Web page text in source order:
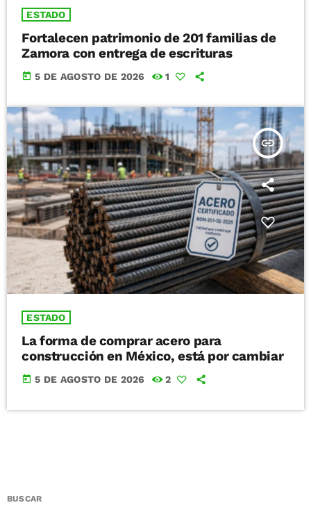
ESTADO
Fortalecen patrimonio de 201 familias de
Zamora con entrega de escrituras
today 5 DE AGOSTO DE 2026 1
insert_link
ESTADO
La forma de comprar acero para
construcción en México, está por cambiar
today 5 DE AGOSTO DE 2026 2
BUSCAR